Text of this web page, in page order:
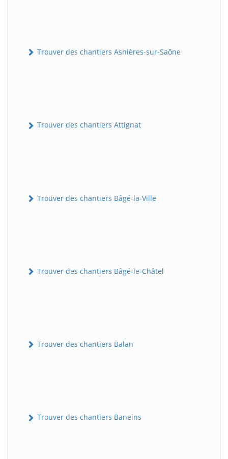
Trouver des chantiers Asnières-sur-Saône
Trouver des chantiers Attignat
Trouver des chantiers Bâgé-la-Ville
Trouver des chantiers Bâgé-le-Châtel
Trouver des chantiers Balan
Trouver des chantiers Baneins